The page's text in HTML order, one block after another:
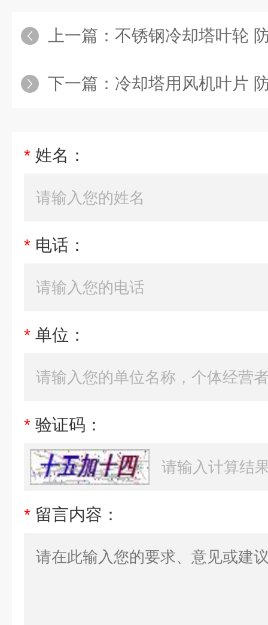
上一篇： 不锈钢冷却塔叶轮
下一篇： 冷却塔用风机叶片
* 姓名：
* 电话：
* 单位：
* 验证码：
* 留言内容：